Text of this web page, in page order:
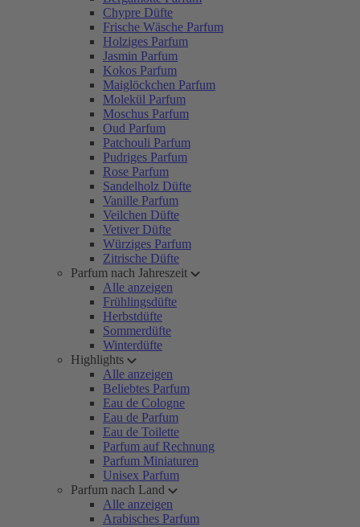
Chypre Düfte
Frische Wäsche Parfum
Holziges Parfum
Jasmin Parfum
Kokos Parfum
Maiglöckchen Parfum
Molekül Parfum
Moschus Parfum
Oud Parfum
Patchouli Parfum
Pudriges Parfum
Rose Parfum
Sandelholz Düfte
Vanille Parfum
Veilchen Düfte
Vetiver Düfte
Würziges Parfum
Zitrische Düfte
Parfum nach Jahreszeit
Alle anzeigen
Frühlingsdüfte
Herbstdüfte
Sommerdüfte
Winterdüfte
Highlights
Alle anzeigen
Beliebtes Parfum
Eau de Cologne
Eau de Parfum
Eau de Toilette
Parfum auf Rechnung
Parfum Miniaturen
Unisex Parfum
Parfum nach Land
Alle anzeigen
Arabisches Parfum